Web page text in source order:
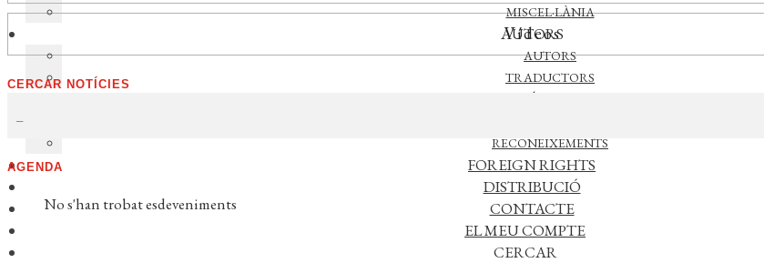
MISCEL·LÀNIA
AUTORS
AUTORS
TRADUCTORS
NOTÍCIES
RECONEIXEMENTS
FOREIGN RIGHTS
DISTRIBUCIÓ
CONTACTE
EL MEU COMPTE
CERCAR
Vídeos
CERCAR NOTÍCIES
AGENDA
No s'han trobat esdeveniments